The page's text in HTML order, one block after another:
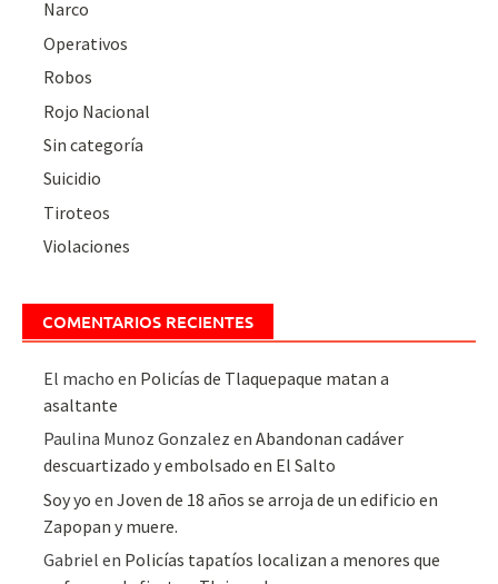
Narco
Operativos
Robos
Rojo Nacional
Sin categoría
Suicidio
Tiroteos
Violaciones
COMENTARIOS RECIENTES
El macho en Policías de Tlaquepaque matan a
asaltante
Paulina Munoz Gonzalez enAbandonan cadáver
descuartizado y embolsado en El Salto
Soy yo enJoven de 18 años se arroja de un edificio en
Zapopan y muere.
Gabriel en Policías tapatíos localizan a menores que